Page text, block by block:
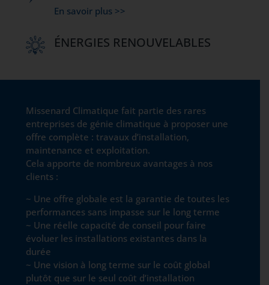
En savoir plus >>
ÉNERGIES RENOUVELABLES
Missenard Climatique fait partie des rares
entreprises de génie climatique à proposer une
offre complète : travaux d’installation,
maintenance et exploitation.
Cela apporte de nombreux avantages à nos
clients :
~ Une offre globale est la garantie de toutes les
performances sans impasse sur le long terme
~ Une réelle capacité de conseil pour faire
évoluer les installations existantes dans la
durée
~ Une vision à long terme sur le coût global
plutôt que sur le seul coût d’installation